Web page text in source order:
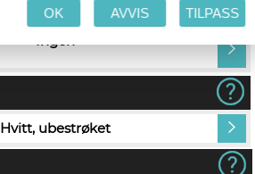
Ingen
Hvitt, ubestrøket
OK AVVIS TILPASS